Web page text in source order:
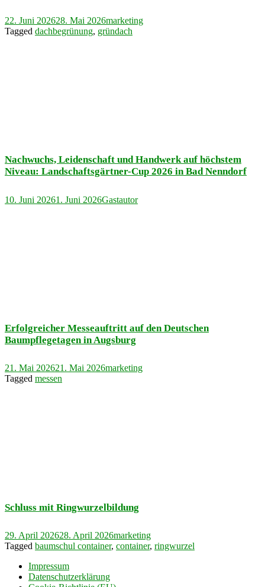
22. Juni 202628. Mai 2026marketing
Tagged dachbegrünung, gründach
Nachwuchs, Leidenschaft und Handwerk auf höchstem
Niveau: Landschaftsgärtner-Cup 2026 in Bad Nenndorf
10. Juni 20261. Juni 2026Gastautor
Erfolgreicher Messeauftritt auf den Deutschen
Baumpflegetagen in Augsburg
21. Mai 202621. Mai 2026marketing
Tagged messen
Schluss mit Ringwurzelbildung
29. April 202628. April 2026marketing
Tagged baumschul container, container, ringwurzel
Impressum
Datenschutzerklärung